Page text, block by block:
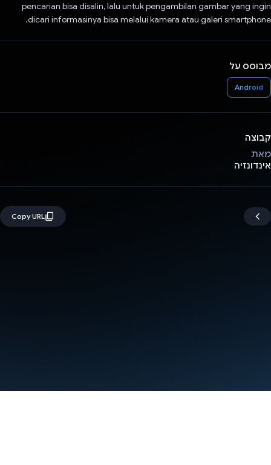
pencarian bisa disalin, lalu untuk pengambilan gambar yang ingin
dicari informasinya bisa melalui kamera atau galeri smartphone.
מבוסס על
Android
קבוצה
מאת
אינדונזיה